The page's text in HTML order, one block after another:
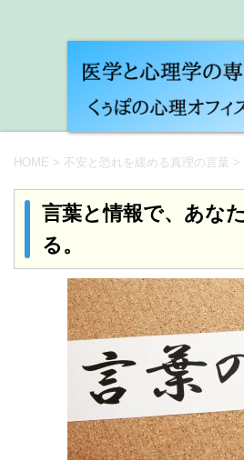
HOME > 不安と恐れを緩める真理の言葉 >
言葉と情報で、あな
る。